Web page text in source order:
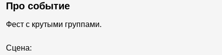
Про событие
Фест с крутыми группами.
Сцена: